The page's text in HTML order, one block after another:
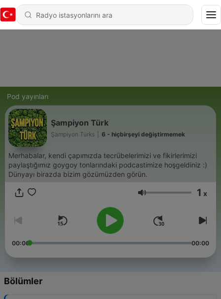
Pod yayınları
Şampiyon Türk
Şampiyon Türks 6 - hiçbirşeyi değiştirmemek
Merhabalar, kendi çapımızda tecrübelerimizi ve fikirlerimizi
paylaştığımız goygoy tonlarındaki podcastimize hoşgeldiniz :)
Dünyayı birazda bizim gözümüzden görün.
Ses 1 x
00:00 00:00
Bölümler